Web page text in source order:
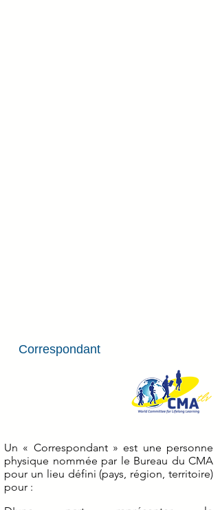
Correspondant
Un « Correspondant » est une personne
physique nommée par le Bureau du CMA
pour un lieu défini (pays, région, territoire)
pour :